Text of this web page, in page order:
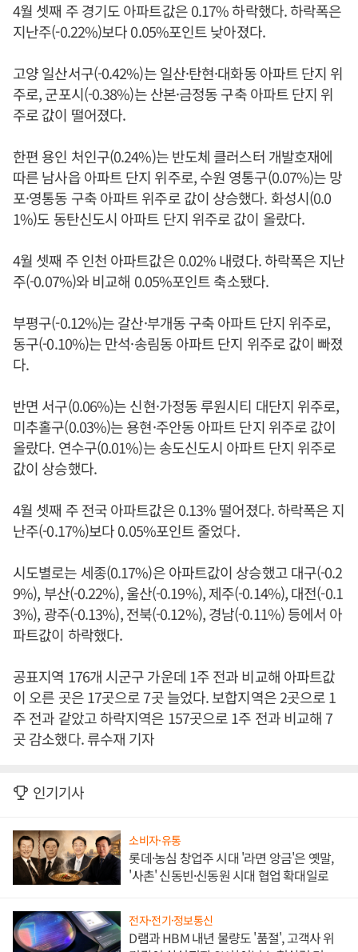
4월 셋째 주 경기도 아파트값은 0.17% 하락했다. 하락폭은
지난주(-0.22%)보다 0.05%포인트 낮아졌다.
고양 일산서구(-0.42%)는 일산·탄현·대화동 아파트 단지 위
주로, 군포시(-0.38%)는 산본·금정동 구축 아파트 단지 위
주로 값이 떨어졌다.
한편 용인 처인구(0.24%)는 반도체 클러스터 개발호재에
따른 남사읍 아파트 단지 위주로, 수원 영통구(0.07%)는 망
포·영통동 구축 아파트 위주로 값이 상승했다. 화성시(0.0
1%)도 동탄신도시 아파트 단지 위주로 값이 올랐다.
4월 셋째 주 인천 아파트값은 0.02% 내렸다. 하락폭은 지난
주(-0.07%)와 비교해 0.05%포인트 축소됐다.
부평구(-0.12%)는 갈산·부개동 구축 아파트 단지 위주로,
동구(-0.10%)는 만석·송림동 아파트 단지 위주로 값이 빠졌
다.
반면 서구(0.06%)는 신현·가정동 루원시티 대단지 위주로,
미추홀구(0.03%)는 용현·주안동 아파트 단지 위주로 값이
올랐다. 연수구(0.01%)는 송도신도시 아파트 단지 위주로
값이 상승했다.
4월 셋째 주 전국 아파트값은 0.13% 떨어졌다. 하락폭은 지
난주(-0.17%)보다 0.05%포인트 줄었다.
시도별로는 세종(0.17%)은 아파트값이 상승했고 대구(-0.2
9%), 부산(-0.22%), 울산(-0.19%), 제주(-0.14%), 대전(-0.1
3%), 광주(-0.13%), 전북(-0.12%), 경남(-0.11%) 등에서 아
파트값이 하락했다.
공표지역 176개 시군구 가운데 1주 전과 비교해 아파트값
이 오른 곳은 17곳으로 7곳 늘었다. 보합지역은 2곳으로 1
주 전과 같았고 하락지역은 157곳으로 1주 전과 비교해 7
곳 감소했다. 류수재 기자
인기기사
소비자·유통
롯데·농심 창업주 시대 '라면 앙금'은 옛말,
'사촌' 신동빈·신동원 시대 협업 확대일로
전자·전기·정보통신
D램과 HBM 내년 물량도 '품절', 고객사 위